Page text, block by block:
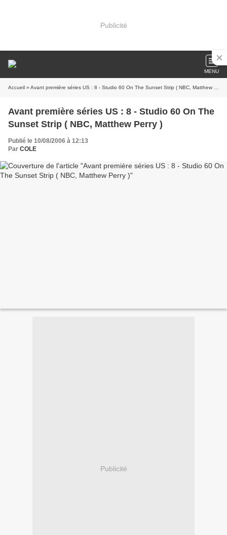
Publicité
MENU
Accueil » Avant première séries US : 8 - Studio 60 On The Sunset Strip ( NBC, Matthew Perry )
Avant première séries US : 8 - Studio 60 On The
Sunset Strip ( NBC, Matthew Perry )
Publié le 10/08/2006 à 12:13
Par COLE
Publicité